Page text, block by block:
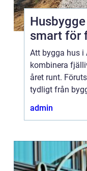
Husbygge Åre så
smart för
Att bygga hus i
kombinera
året runt.
tydligt från
admin